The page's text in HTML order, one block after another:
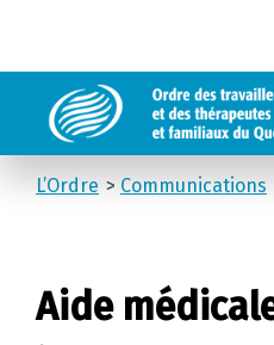
L’Ordre Communications
Aide